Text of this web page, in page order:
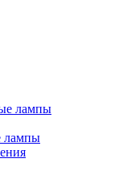
лампы
лампы